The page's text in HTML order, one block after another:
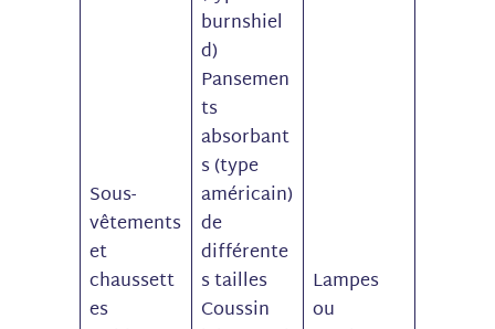
​Sous-
vêtements
et
chaussett
es
burnshiel
d)
Pansemen
ts
absorbant
s (type
américain)
de
différente
s tailles
Coussin
Lampes
ou